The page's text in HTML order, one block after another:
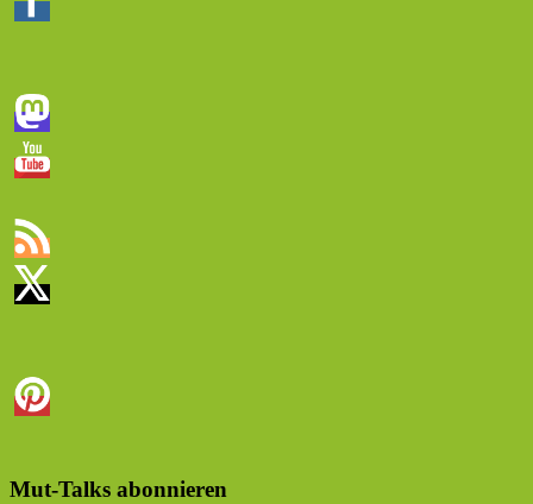
Mut-Talks abonnieren